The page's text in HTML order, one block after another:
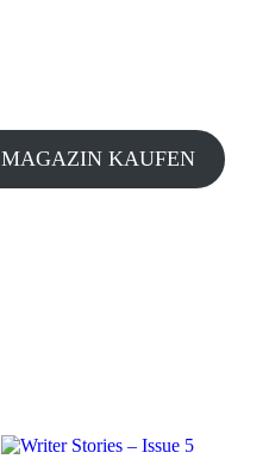
MAGAZIN KAUFEN